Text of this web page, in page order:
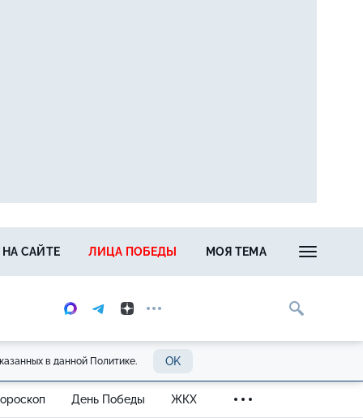
НА САЙТЕ ЛИЦА ПОБЕДЫ МОЯ ТЕМА
в данной Политике. OK
День Победы ЖКХ